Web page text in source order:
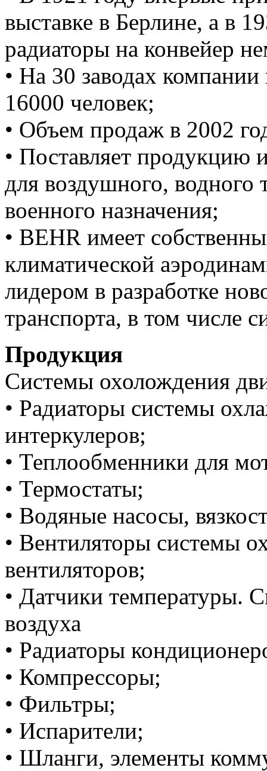
выставке в Берлине, а в
радиаторы на конвейер
• На 30 заводах
16000 человек;
• Объем продаж в 2002
• Поставляет продукцию
для воздушного, водного
военного назначения;
• BEHR имеет
климатической
лидером в разработке
транспорта, в том числе
Продукция
Системы охолождения
• Радиаторы системы
интеркулеров;
• Теплообменники для
• Термостаты;
• Водяные насосы,
• Вентиляторы системы
вентиляторов;
• Датчики температуры.
воздуха
• Радиаторы
• Компрессоры;
• Фильтры;
• Испарители;
• Шланги, элементы